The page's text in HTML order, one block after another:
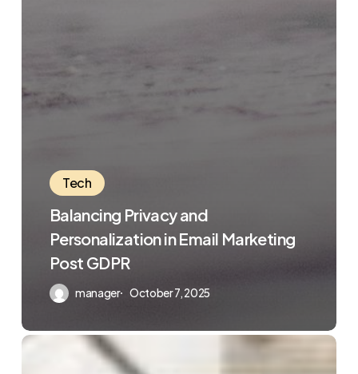
Tech
Balancing Privacy and
Personalization in Email Marketing
Post GDPR
manager October 7, 2025